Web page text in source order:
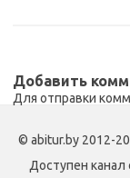
Добавить
Для отправки
© abitur.by 2012-
Доступен канал